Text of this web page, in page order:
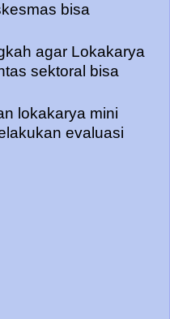
bisa
agar Lokakarya
sektoral bisa
lokakarya mini
evaluasi